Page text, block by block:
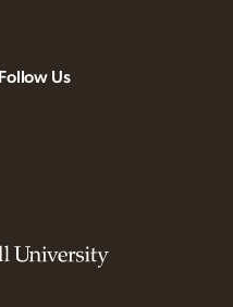
Follow Us